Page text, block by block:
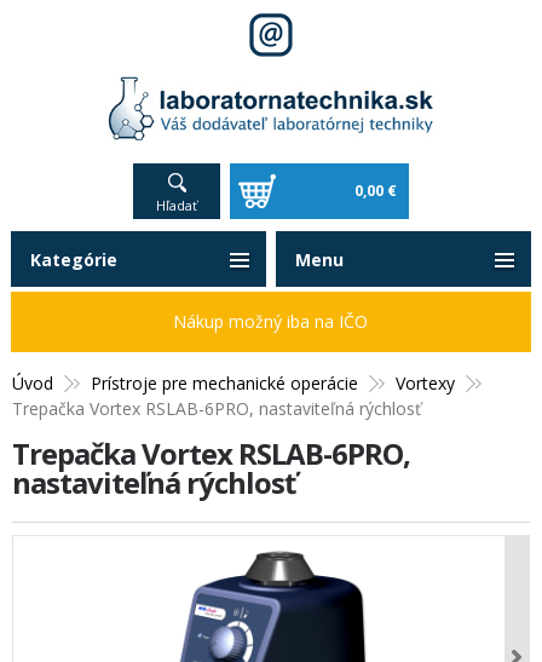
Hľadať
0,00 €
Úvod Prístroje pre mechanické operácie
Vortexy
Trepačka Vortex RSLAB-6PRO, nastaviteľná rýchlosť
Trepačka Vortex RSLAB-6PRO,
nastaviteľná rýchlosť
Kategórie
Nákup možný iba na IČO
Menu